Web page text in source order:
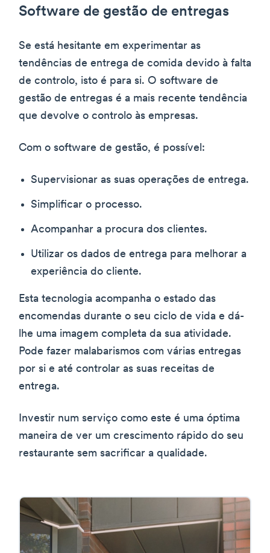
Software de gestão de entregas
Se está hesitante em experimentar as
tendências de entrega de comida devido à falta
de controlo, isto é para si. O software de
gestão de entregas é a mais recente tendência
que devolve o controlo às empresas.
Com o software de gestão, é possível:
Supervisionar as suas operações de entrega.
Simplificar o processo.
Acompanhar a procura dos clientes.
Utilizar os dados de entrega para melhorar a
experiência do cliente.
Esta tecnologia acompanha o estado das
encomendas durante o seu ciclo de vida e dá-
lhe uma imagem completa da sua atividade.
Pode fazer malabarismos com várias entregas
por si e até controlar as suas receitas de
entrega.
Investir num serviço como este é uma óptima
maneira de ver um crescimento rápido do seu
restaurante sem sacrificar a qualidade.